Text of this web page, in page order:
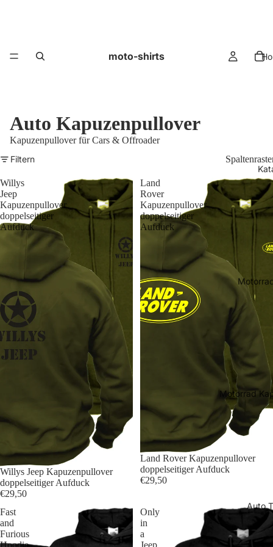
moto-shirts
Motorrad
Auto
Auto Kapuzenpullover
Kapuzenpullover für Cars & Offroader
Filtern
Willys
Jeep
Kapuzenpullover
doppelseitiger
Aufduck
Willys Jeep Kapuzenpullover
doppelseitiger Aufduck
€29,50
Land
Rover
Kapuzenpullover
doppelseitiger
Aufduck
Land Rover Kapuzenpullover
doppelseitiger Aufduck
€29,50
Fast
and
Furious
Hoodie
Only
in
a
Jeep